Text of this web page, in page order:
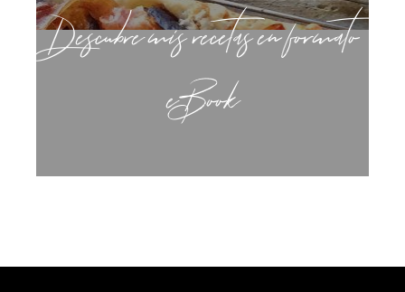
Descubre mis recetas en formato
eBook